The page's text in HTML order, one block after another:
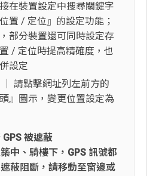
在裝置設定中搜尋關鍵字
置 / 定位』的設定功能；
部分裝置還可同時設定存
/ 定位時提高精確度，也
設定
│ 請點擊網址列左前方的
頭』圖示，變更位置設定為
被遮蔽
中、騎樓下，GPS 訊號都
蔽阻斷，請移動至窗邊或